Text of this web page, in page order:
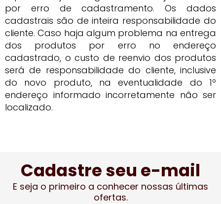
por erro de cadastramento. Os dados
cadastrais são de inteira responsabilidade do
cliente. Caso haja algum problema na entrega
dos produtos por erro no endereço
cadastrado, o custo de reenvio dos produtos
será de responsabilidade do cliente, inclusive
do novo produto, na eventualidade do 1º
endereço informado incorretamente não ser
localizado.
Cadastre seu e-mail
E seja o primeiro a conhecer nossas últimas
ofertas.